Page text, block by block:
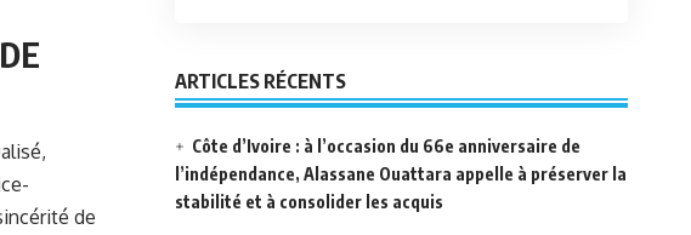
de
ARTICLES RÉCENTS
Côte d’Ivoire : à l’occasion du 66e anniversaire de
l’indépendance, Alassane Ouattara appelle à préserver la
stabilité et à consolider les acquis